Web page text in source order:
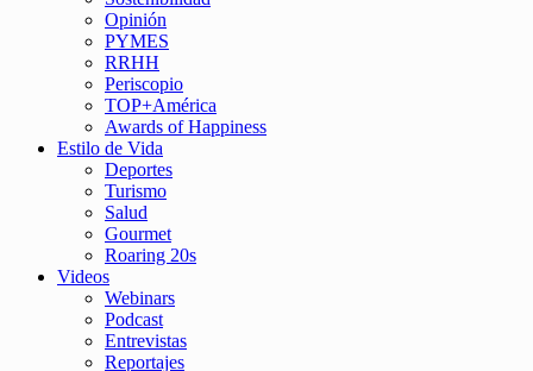
Opinión
PYMES
RRHH
Periscopio
TOP+América
Awards of Happiness
Estilo de Vida
Deportes
Turismo
Salud
Gourmet
Roaring 20s
Videos
Webinars
Podcast
Entrevistas
Reportajes